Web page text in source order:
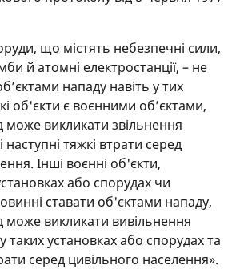
що містять небезпечні сили,
й атомні електростанції, – не
нападу навіть у тих
об'єкти є воєнними об’єктами,
викликати звільнення
тяжкі втрати серед
Інші воєнні об'єкти,
або спорудах чи
ставати об'єктами нападу,
викликати вивільнення
таких установках або спорудах та
серед цивільного населення».